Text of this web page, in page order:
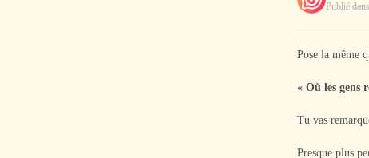
Publié dans
Pose la même
« Où les gens
Tu vas
Presque plus